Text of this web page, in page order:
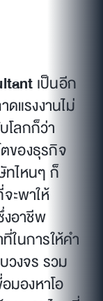
เป็นอีก
แรงงานไม่
โลกก็ว่า
ของธุรกิจ
ทไหนๆ ก็
ะพาให้
งอาชีพ
ในการให้คำ
วงจร รวม
มองหาโอ